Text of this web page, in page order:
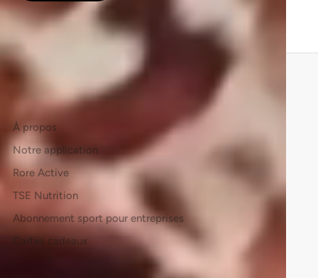
Trainsweateat
À propos
Notre application
Rore Active
TSE Nutrition
Abonnement sport pour entreprises
Cartes cadeaux